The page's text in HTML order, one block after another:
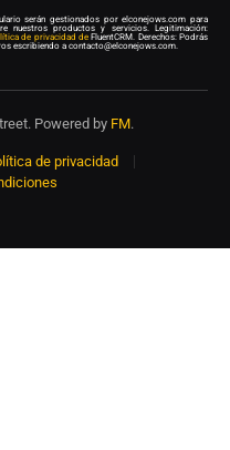
serán gestionados por elconejows.com para
nuestros productos y servicios. Legitimación:
de privacidad de FluentCRM. Derechos: Podrás
escribiendo a contacto@elconejows.com.
Powered by FM.
de privacidad